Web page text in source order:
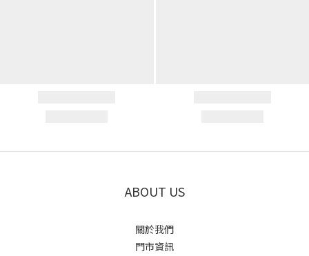
ABOUT US
關於我們
門市資訊